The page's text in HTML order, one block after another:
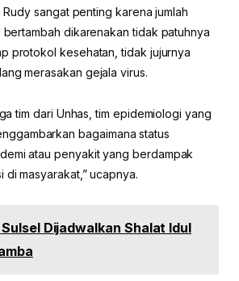
sangat penting karena jumlah
dikarenakan tidak patuhnya
protokol kesehatan, tidak jujurnya
merasakan gejala virus.
tim dari Unhas, tim epidemiologi yang
bagaimana status
atau penyakit yang berdampak
di masyarakat,” ucapnya.
Dijadwalkan Shalat Idul